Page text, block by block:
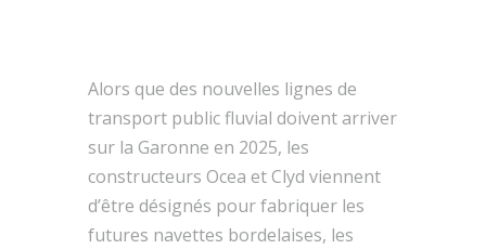
Alors que des nouvelles lignes de
transport public fluvial doivent arriver
sur la Garonne en 2025, les
constructeurs Ocea et Clyd viennent
d’être désignés pour fabriquer les
futures navettes bordelaises, les